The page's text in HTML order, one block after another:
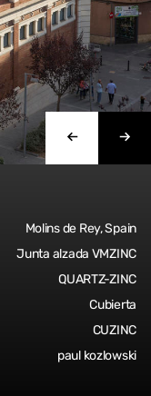
Molins de Rey, Spain
Junta alzada VMZINC
QUARTZ-ZINC
Cubierta
CUZINC
paul kozlowski